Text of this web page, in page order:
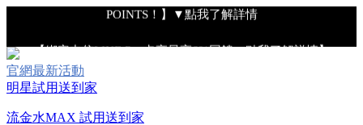
POINTS！】▼點我了解詳情
【綁定中信LINE Pay卡享最高6%回饋▼點我了解詳情】
【重要公告】IPSA 無法驗證非官方通路銷售之品牌商品的真實
性，也無法協助此類商品的售後服務
官網最新活動
明星試用送到家
流金水MAX 試用送到家